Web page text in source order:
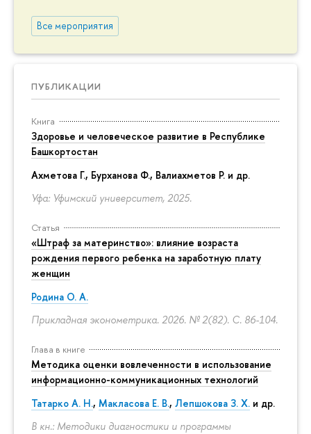
Все мероприятия
ПУБЛИКАЦИИ
Книга
Здоровье и человеческое развитие в Республике
Башкортостан
Ахметова Г., Бурханова Ф., Валиахметов Р. и др.
Уфа: Уфимский университет, 2025.
Статья
«Штраф за материнство»: влияние возраста
рождения первого ребенка на заработную плату
женщин
Родина О. А.
Прикладная эконометрика. 2026. № 2(82). С. 86-104.
Глава в книге
Методика оценки вовлеченности в использование
информационно-коммуникационных технологий
Татарко А. Н., Макласова Е. В., Лепшокова З. Х. и др.
В кн.: Методики диагностики и программы